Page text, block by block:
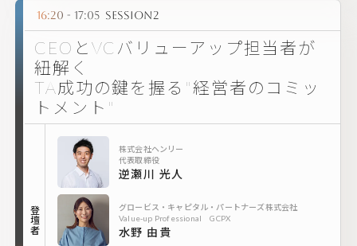
16:20 - 17:05 Session2
CEOとVCバリューアップ担当者が
紐解く
TA成功の鍵を握る"経営者のコミッ
トメント"
登壇者
株式会社ヘンリー
代表取締役
逆瀬川 光人
グロービス・キャピタル・パートナーズ株式会社
Value-up Professional GCPX
水野 由貴